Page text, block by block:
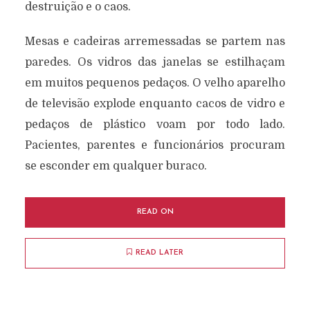
destruição e o caos.
Mesas e cadeiras arremessadas se partem nas
paredes. Os vidros das janelas se estilhaçam
em muitos pequenos pedaços. O velho aparelho
de televisão explode enquanto cacos de vidro e
pedaços de plástico voam por todo lado.
Pacientes, parentes e funcionários procuram
se esconder em qualquer buraco.
READ ON
READ LATER